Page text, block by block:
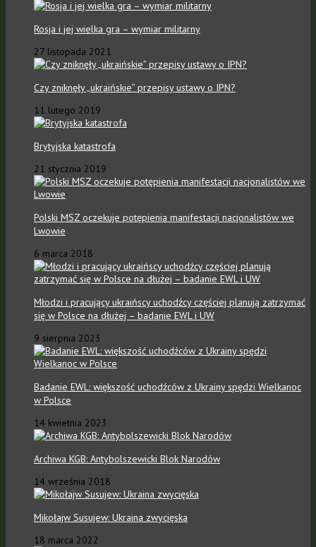
Rosja i jej wielka gra – wymiar militarny
27 listopada 2021
Czy zniknęły „ukraińskie” przepisy ustawy o IPN?
11 lutego 2019
Brytyjska katastrofa
21 stycznia 2019
Polski MSZ oczekuje potępienia manifestacji nacjonalistów we
Lwowie
6 marca 2018
Młodzi i pracujący ukraińscy uchodźcy częściej planują zatrzymać
się w Polsce na dłużej – badanie EWL i UW
9 sierpnia 2023
Badanie EWL: większość uchodźców z Ukrainy spędzi Wielkanoc
w Polsce
14 kwietnia 2023
Archiwa KGB: Antybolszewicki Blok Narodów
14 września 2018
Mikołajw Susujew: Ukraina zwycięska
18 marca 2022